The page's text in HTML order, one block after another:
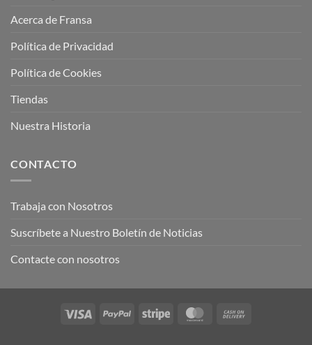
Acerca de Fransa
Política de Privacidad
Política de Cookies
Tiendas
Nuestra Historia
CONTACTO
Trabaja con Nosotros
Suscríbete a Nuestro Boletín de Noticias
Contacte con nosotros
Visa PayPal Stripe MasterCard